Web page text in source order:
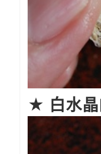
★ 白水晶